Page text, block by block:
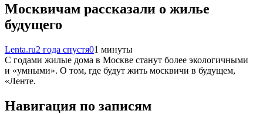
Москвичам рассказали о жилье
будущего
Lenta.ru2 года спустя01 минуты
С годами жилые дома в Москве станут более экологичными
и «умными». О том, где будут жить москвичи в будущем,
«Ленте.
Навигация по записям